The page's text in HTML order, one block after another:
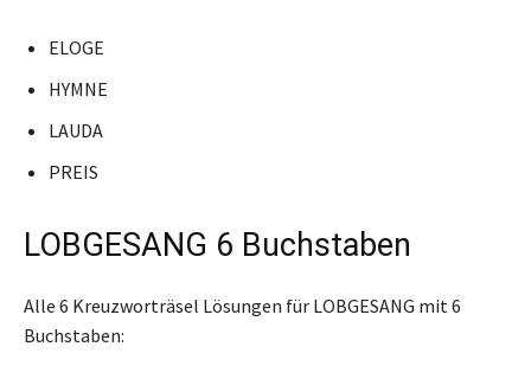
ELOGE
HYMNE
LAUDA
PREIS
LOBGESANG 6 Buchstaben
Alle 6 Kreuzworträsel Lösungen für LOBGESANG mit 6
Buchstaben: